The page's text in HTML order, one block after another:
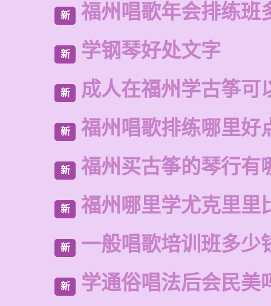
新 福州唱歌年会排练班
新 学钢琴好处文字
新 成人在福州学古筝可
新 福州唱歌排练哪里好
新 福州买古筝的琴行有
新 福州哪里学尤克里里
新 一般唱歌培训班多少
新 学通俗唱法后会民美